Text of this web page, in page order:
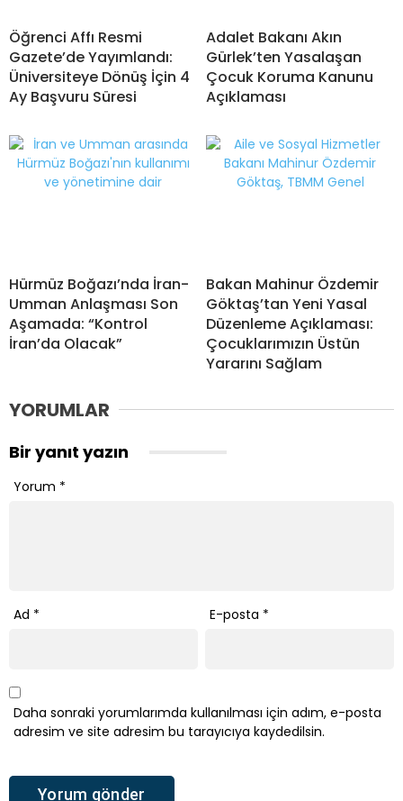
Öğrenci Affı Resmi
Gazete’de Yayımlandı:
Üniversiteye Dönüş İçin 4
Ay Başvuru Süresi
Adalet Bakanı Akın
Gürlek’ten Yasalaşan
Çocuk Koruma Kanunu
Açıklaması
Hürmüz Boğazı’nda İran-
Umman Anlaşması Son
Aşamada: “Kontrol
İran’da Olacak”
Bakan Mahinur Özdemir
Göktaş’tan Yeni Yasal
Düzenleme Açıklaması:
Çocuklarımızın Üstün
Yararını Sağlam
YORUMLAR
Bir yanıt yazın
Yorum *
Ad * E-posta *
Daha sonraki yorumlarımda kullanılması için adım, e-posta
adresim ve site adresim bu tarayıcıya kaydedilsin.